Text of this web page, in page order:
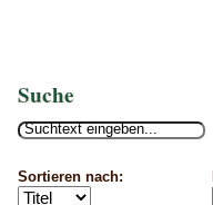
Suche
Sortieren nach: